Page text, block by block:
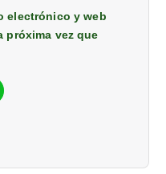
electrónico y web
próxima vez que